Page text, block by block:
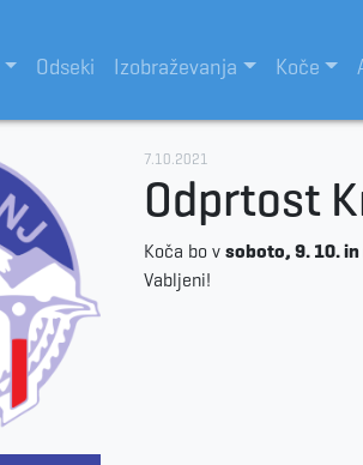
Odseki Izobraževanja Koče
7.10.2021
Odprtost
Koča bo v soboto, 9. 10.
Vabljeni!